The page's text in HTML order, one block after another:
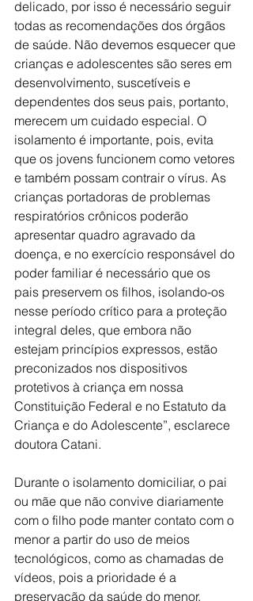
delicado, por isso é necessário seguir
todas as recomendações dos órgãos
de saúde. Não devemos esquecer que
crianças e adolescentes são seres em
desenvolvimento, suscetíveis e
dependentes dos seus pais, portanto,
merecem um cuidado especial. O
isolamento é importante, pois, evita
que os jovens funcionem como vetores
e também possam contrair o vírus. As
crianças portadoras de problemas
respiratórios crônicos poderão
apresentar quadro agravado da
doença, e no exercício responsável do
poder familiar é necessário que os
pais preservem os filhos, isolando-os
nesse período crítico para a proteção
integral deles, que embora não
estejam princípios expressos, estão
preconizados nos dispositivos
protetivos à criança em nossa
Constituição Federal e no Estatuto da
Criança e do Adolescente”, esclarece
doutora Catani.
Durante o isolamento domiciliar, o pai
ou mãe que não convive diariamente
com o filho pode manter contato com o
menor a partir do uso de meios
tecnológicos, como as chamadas de
vídeos, pois a prioridade é a
preservação da saúde do menor.